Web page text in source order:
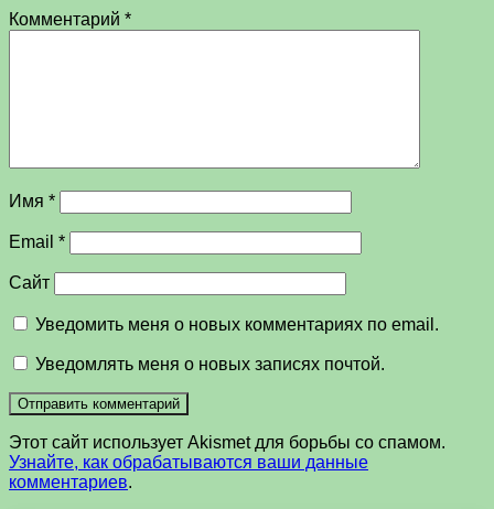
Комментарий *
Имя *
Email *
Сайт
Уведомить меня о новых комментариях по email.
Уведомлять меня о новых записях почтой.
Этот сайт использует Akismet для борьбы со спамом.
Узнайте, как обрабатываются ваши данные
комментариев.